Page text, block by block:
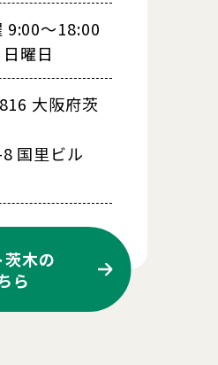
9:00～18:00
曜日
大阪府茨
国里ビル
茨木の
ら